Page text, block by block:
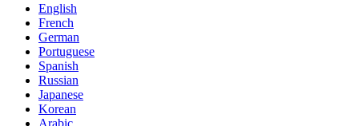
English
French
German
Portuguese
Spanish
Russian
Japanese
Korean
Arabic